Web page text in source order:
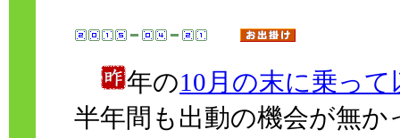
年の10月の末に乗って
半年間も出動の機会が無か